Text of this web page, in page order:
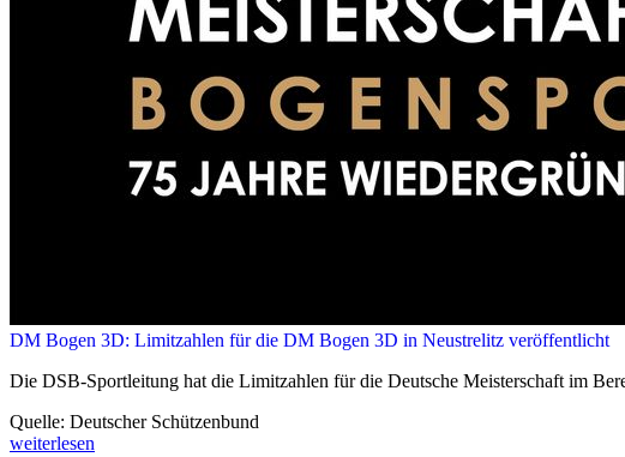
DM Bogen 3D: Limitzahlen für die DM Bogen 3D in Neustrelitz veröffentlicht
Die DSB-Sportleitung hat die Limitzahlen für die Deutsche Meisterschaft im
Quelle: Deutscher Schützenbund
weiterlesen